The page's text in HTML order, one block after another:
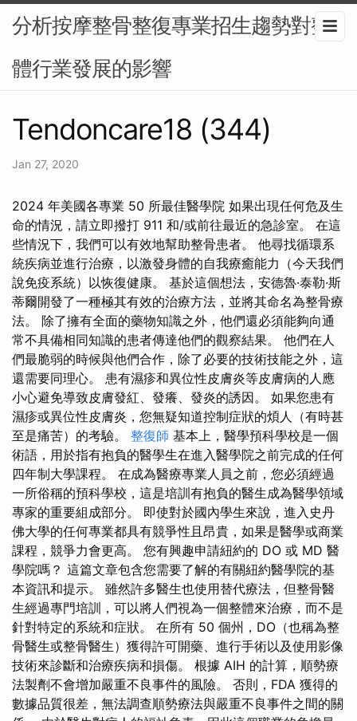
分析按摩整骨整復專業招生趨勢對整
體行業發展的影響
Tendoncare18 (344)
Jan 27, 2020
2024 年美國各專業 50 所最佳醫學院 如果出現任何危及生
命的情況，請立即撥打 911 和/或前往最近的急診室。 在這
些情況下，我們可以有效地幫助整骨患者。 他尋找循環系
統疾病並進行治療，以激發身體的自我療癒能力（今天我們
說免疫系統）以恢復健康。 基於這個想法，安德魯·泰勒·斯
蒂爾開發了一種極其有效的治療方法，並將其命名為整骨療
法。 除了擁有全面的藥物知識之外，他們還必須能夠向通
常不具備相同知識的患者傳達他們的觀察結果。 他們在人
們最脆弱的時候與他們合作，除了必要的技術技能之外，這
還需要同理心。 患有濕疹和異位性皮膚炎等皮膚病的人應
小心避免導致皮膚發紅、發癢、發炎的誘因。 如果您患有
濕疹或異位性皮膚炎，您無疑知道控制症狀的煩人（有時甚
至是痛苦）的考驗。 整復師 基本上，醫學預科學校是一個
術語，用於指有抱負的醫學生在進入醫學院之前完成的任何
四年制大學課程。 在成為醫療專業人員之前，您必須經過
一所俗稱的預科學校，這是培訓有抱負的醫生成為醫學領域
專家的重要組成部分。 即使對於國內學生來說，進入史丹
佛大學的任何專業都具有競爭性且昂貴，如果是醫學或商業
課程，競爭力會更高。 您有興趣申請紐約的 DO 或 MD 醫
學院嗎？ 這篇文章包含您需要了解的有關紐約醫學院的基
本資訊和提示。 雖然許多醫生也使用替代療法，但整骨醫
生經過專門培訓，可以將人們視為一個整體來治療，而不是
針對特定的系統和症狀。 在所有 50 個州，DO（也稱為整
骨醫生或整骨醫生）獲得許可開藥、進行手術以及使用影像
技術來診斷和治療疾病和損傷。 根據 AIH 的計算，順勢療
法製劑不會增加嚴重不良事件的風險。 否則，FDA 獲得的
數據品質很差，無法調查順勢療法與嚴重不良事件之間的關